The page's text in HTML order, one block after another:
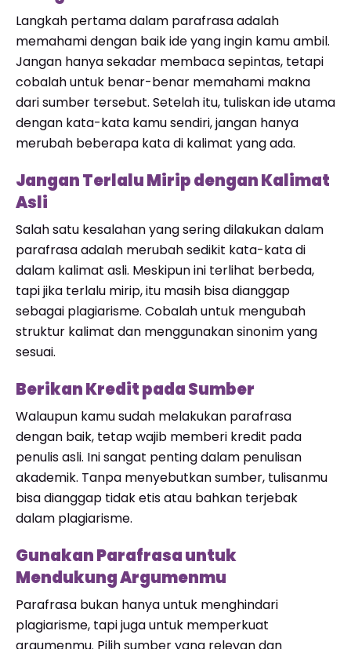
Langkah pertama dalam parafrasa adalah
memahami dengan baik ide yang ingin kamu ambil.
Jangan hanya sekadar membaca sepintas, tetapi
cobalah untuk benar-benar memahami makna
dari sumber tersebut. Setelah itu, tuliskan ide utama
dengan kata-kata kamu sendiri, jangan hanya
merubah beberapa kata di kalimat yang ada.
Jangan Terlalu Mirip dengan Kalimat
Asli
Salah satu kesalahan yang sering dilakukan dalam
parafrasa adalah merubah sedikit kata-kata di
dalam kalimat asli. Meskipun ini terlihat berbeda,
tapi jika terlalu mirip, itu masih bisa dianggap
sebagai plagiarisme. Cobalah untuk mengubah
struktur kalimat dan menggunakan sinonim yang
sesuai.
Berikan Kredit pada Sumber
Walaupun kamu sudah melakukan parafrasa
dengan baik, tetap wajib memberi kredit pada
penulis asli. Ini sangat penting dalam penulisan
akademik. Tanpa menyebutkan sumber, tulisanmu
bisa dianggap tidak etis atau bahkan terjebak
dalam plagiarisme.
Gunakan Parafrasa untuk
Mendukung Argumenmu
Parafrasa bukan hanya untuk menghindari
plagiarisme, tapi juga untuk memperkuat